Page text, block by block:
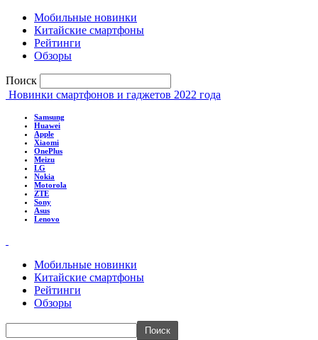
Мобильные новинки
Китайские смартфоны
Рейтинги
Обзоры
Поиск
Новинки смартфонов и гаджетов 2022 года
Samsung
Huawei
Apple
Xiaomi
OnePlus
Meizu
LG
Nokia
Motorola
ZTE
Sony
Asus
Lenovo
Мобильные новинки
Китайские смартфоны
Рейтинги
Обзоры